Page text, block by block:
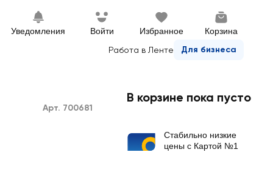
Уведомления Войти Избранное
Корзина
Работа в Ленте
Для бизнеса
Арт. 700681
В корзине пока пусто
Стабильно низкие
цены с Картой №1